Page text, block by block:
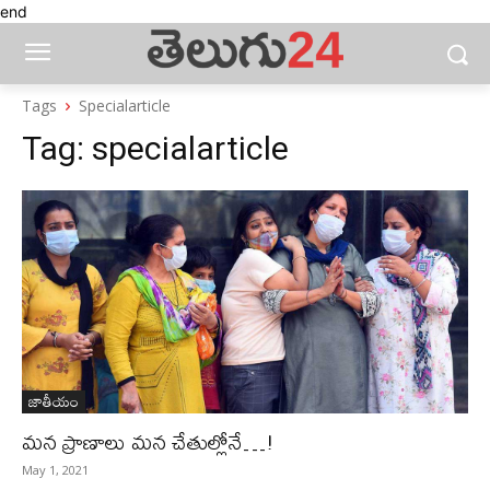
end
Tags Specialarticle
Tag: specialarticle
జాతీయం
మన ప్రాణాలు మన చేతుల్లోనే…!
May 1, 2021